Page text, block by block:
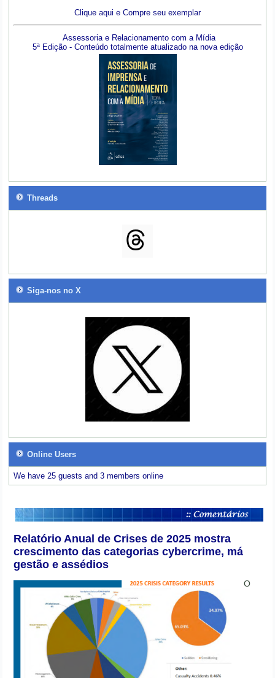
Clique aqui e Compre seu exemplar
Assessoria e Relacionamento com a Mídia
5ª Edição - Conteúdo totalmente atualizado na nova edição
Threads
Siga-nos no X
Online Users
We have 25 guests and 3 members online
Relatório Anual de Crises de 2025 mostra
crescimento das categorias cybercrime, má
gestão e assédios
O